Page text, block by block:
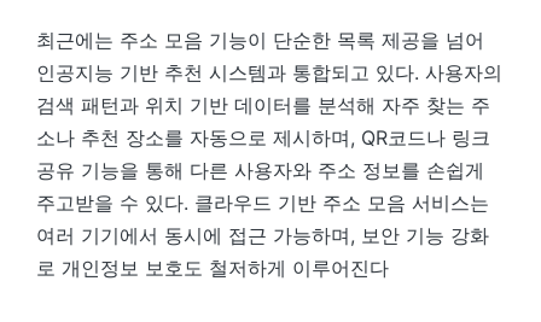
최근에는 주소 모음 기능이 단순한 목록 제공을 넘어
인공지능 기반 추천 시스템과 통합되고 있다. 사용자의
검색 패턴과 위치 기반 데이터를 분석해 자주 찾는 주
소나 추천 장소를 자동으로 제시하며, QR코드나 링크
공유 기능을 통해 다른 사용자와 주소 정보를 손쉽게
주고받을 수 있다. 클라우드 기반 주소 모음 서비스는
여러 기기에서 동시에 접근 가능하며, 보안 기능 강화
로 개인정보 보호도 철저하게 이루어진다